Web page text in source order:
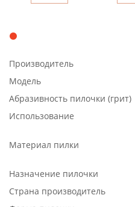
Производитель
Модель
Абразивность пилочки (грит)
Использование
Материал пилки
Назначение пилочки
Страна производитель